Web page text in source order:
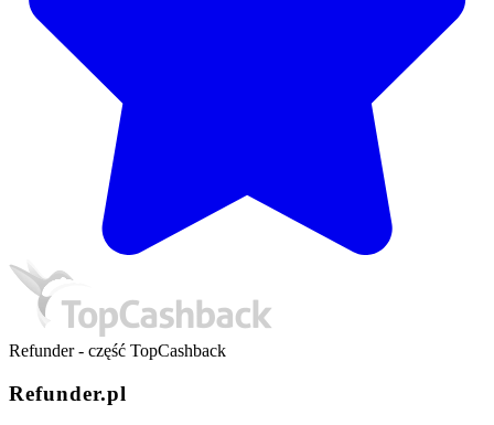
Refunder - część TopCashback
Refunder.pl